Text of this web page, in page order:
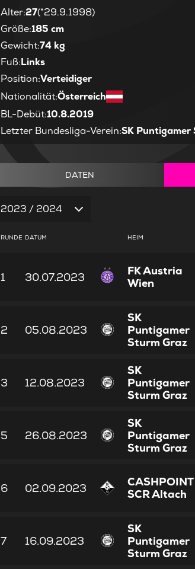
Alter:27(*29.9.1998)
Größe:185 cm
Gewicht:74 kg
Fuß:Links
Position:Verteidiger
Nationalität:Österreich
BL-Debüt:10.8.2019
Letzter Bundesliga-Verein:SK Puntigamer
DATEN
2023 / 2024
RUNDE DATUM HEIM
1 30.07.2023
FK Austria
Wien
2 05.08.2023
SK
Puntigamer
Sturm Graz
3 12.08.2023
SK
Puntigamer
Sturm Graz
5 26.08.2023
SK
Puntigamer
Sturm Graz
6 02.09.2023
CASHPOINT
SCR Altach
7 16.09.2023
SK
Puntigamer
Sturm Graz